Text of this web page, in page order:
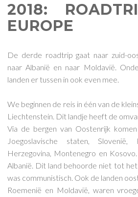
2018:
EUROPE
De derde roadtrip gaat naar zuid-
naar Albanië en naar Moldavië.
landen er tussen in ook even mee.
We beginnen de reis in één van de
Liechtenstein. Dit landje heeft de
Via de bergen van Oostenrijk
Joegoslavische staten,
Herzegovina, Montenegro en
Albanië. Dit land behoorde niet tot
was communistisch. Ook de landen
Roemenië en Moldavië, waren